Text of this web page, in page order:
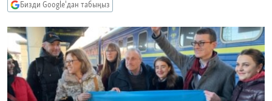
ДАНИСТЕ
ЭЖЕ-СИҢДИЛЕР
АЗАТТЫК+
Русский
ОНЛАЙН ШЕРИНЕ
Бизди Google'дан табыңыз